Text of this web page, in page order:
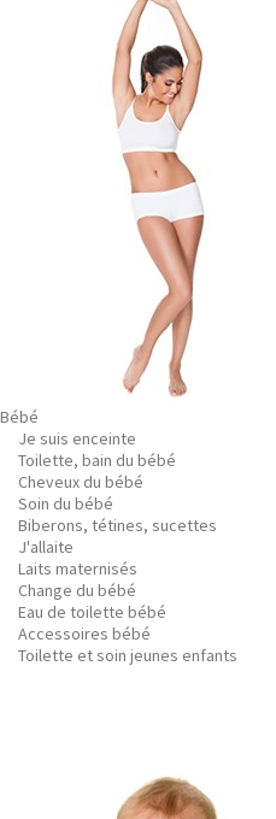
Bébé
Je suis enceinte
Toilette, bain du bébé
Cheveux du bébé
Soin du bébé
Biberons, tétines, sucettes
J'allaite
Laits maternisés
Change du bébé
Eau de toilette bébé
Accessoires bébé
Toilette et soin jeunes enfants